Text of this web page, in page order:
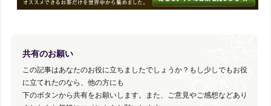
共有のお願い
この記事はあなたのお役に立ちましたでしょうか？もし少しでもお役
に立てれたのなら、他の方にも
下のボタンから共有をお願いします。また、ご意見やご感想などあり